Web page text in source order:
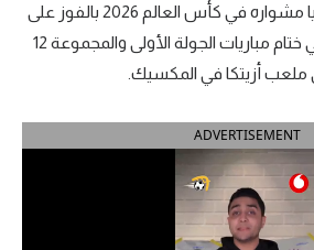
استهل منتخب كولومبيا مشواره في كأس العالم 2026 بالفوز على
أوزبكستان بنتيجة 3-1 في ختام مباريات الجولة الأولى والمجموعة 12
ملعب أزيتكا في المكسيك.
ADVERTISEMENT